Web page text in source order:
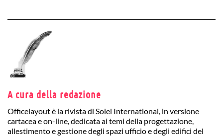
A cura della redazione
Officelayout è la rivista di Soiel International, in versione
cartacea e on-line, dedicata ai temi della progettazione,
allestimento e gestione degli spazi ufficio e degli edifici del